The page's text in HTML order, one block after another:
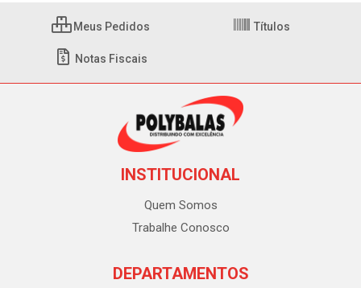
Meus Pedidos Títulos
Notas Fiscais
INSTITUCIONAL
Quem Somos
Trabalhe Conosco
DEPARTAMENTOS